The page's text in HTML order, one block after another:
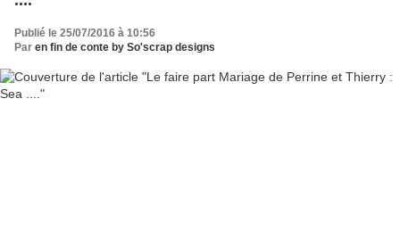
Publié le 25/07/2016 à 10:56
Par en fin de conte by So'scrap designs